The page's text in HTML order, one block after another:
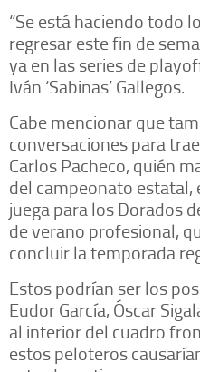
“Se está haciendo todo
regresar este fin de
ya en las series de
Iván ‘Sabinas’ Gallegos.
Cabe mencionar que
conversaciones para
Carlos Pacheco, quién
del campeonato
juega para los Dorados
de verano profesional,
concluir la temporada
Estos podrían ser los
Eudor García, Óscar
al interior del cuadro
estos peloteros